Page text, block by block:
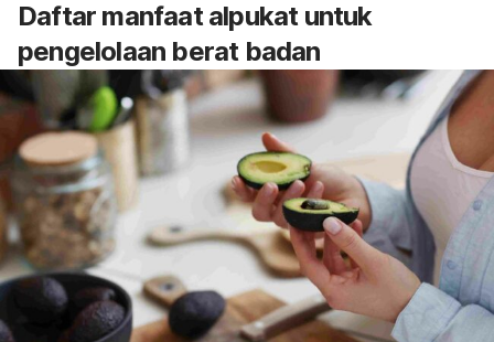
Daftar manfaat alpukat untuk
pengelolaan berat badan